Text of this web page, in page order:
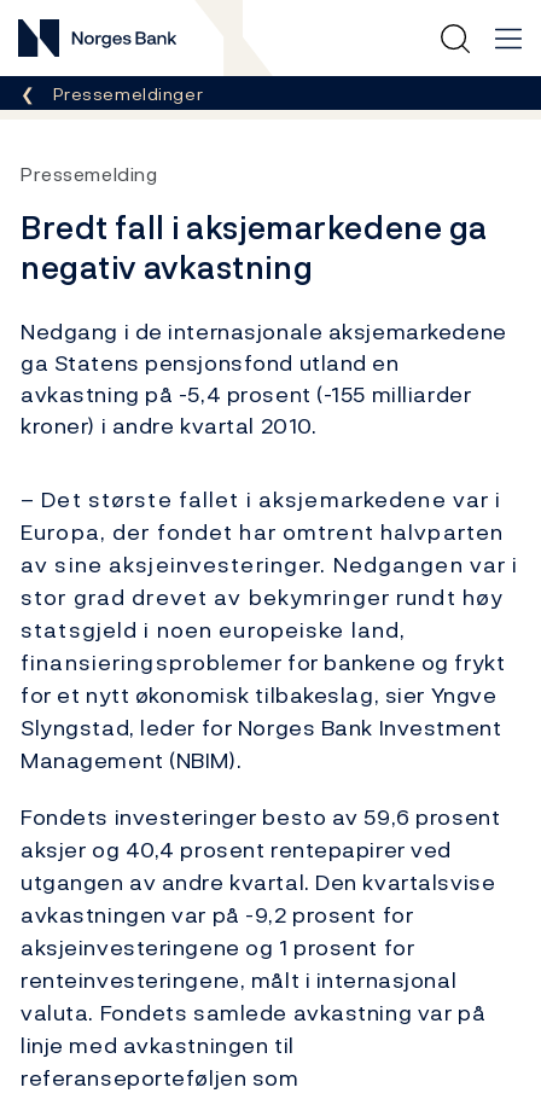
Norges Bank
Her er du nå:
Pressemeldinger
Pressemelding
Bredt fall i aksjemarkedene ga
negativ avkastning
Nedgang i de internasjonale aksjemarkedene
ga Statens pensjonsfond utland en
avkastning på -5,4 prosent (-155 milliarder
kroner) i andre kvartal 2010.
– Det største fallet i aksjemarkedene var i
Europa, der fondet har omtrent halvparten
av sine aksjeinvesteringer. Nedgangen var i
stor grad drevet av bekymringer rundt høy
statsgjeld i noen europeiske land,
finansieringsproblemer for bankene og frykt
for et nytt økonomisk tilbakeslag, sier Yngve
Slyngstad, leder for Norges Bank Investment
Management (NBIM).
Fondets investeringer besto av 59,6 prosent
aksjer og 40,4 prosent rentepapirer ved
utgangen av andre kvartal. Den kvartalsvise
avkastningen var på -9,2 prosent for
aksjeinvesteringene og 1 prosent for
renteinvesteringene, målt i internasjonal
valuta. Fondets samlede avkastning var på
linje med avkastningen til
referanseporteføljen som